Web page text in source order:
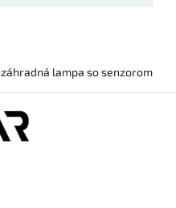
lampa so senzorom